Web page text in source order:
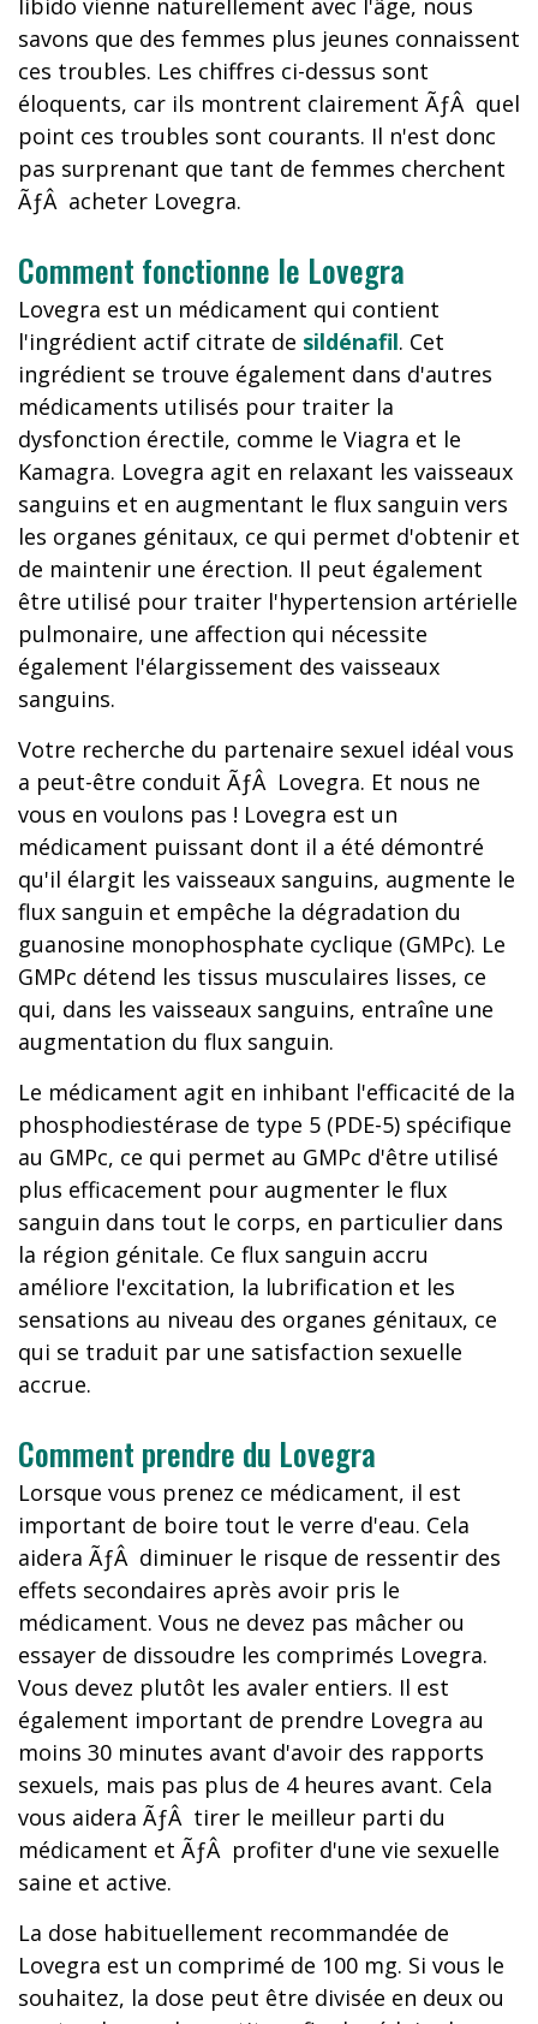
libido vienne naturellement avec l'âge, nous
savons que des femmes plus jeunes connaissent
ces troubles. Les chiffres ci-dessus sont
éloquents, car ils montrent clairement ÃƒÂ quel
point ces troubles sont courants. Il n'est donc
pas surprenant que tant de femmes cherchent
ÃƒÂ acheter Lovegra.
Comment fonctionne le Lovegra
Lovegra est un médicament qui contient
l'ingrédient actif citrate de sildénafil. Cet
ingrédient se trouve également dans d'autres
médicaments utilisés pour traiter la
dysfonction érectile, comme le Viagra et le
Kamagra. Lovegra agit en relaxant les vaisseaux
sanguins et en augmentant le flux sanguin vers
les organes génitaux, ce qui permet d'obtenir et
de maintenir une érection. Il peut également
être utilisé pour traiter l'hypertension artérielle
pulmonaire, une affection qui nécessite
également l'élargissement des vaisseaux
sanguins.
Votre recherche du partenaire sexuel idéal vous
a peut-être conduit ÃƒÂ Lovegra. Et nous ne
vous en voulons pas ! Lovegra est un
médicament puissant dont il a été démontré
qu'il élargit les vaisseaux sanguins, augmente le
flux sanguin et empêche la dégradation du
guanosine monophosphate cyclique (GMPc). Le
GMPc détend les tissus musculaires lisses, ce
qui, dans les vaisseaux sanguins, entraîne une
augmentation du flux sanguin.
Le médicament agit en inhibant l'efficacité de la
phosphodiestérase de type 5 (PDE-5) spécifique
au GMPc, ce qui permet au GMPc d'être utilisé
plus efficacement pour augmenter le flux
sanguin dans tout le corps, en particulier dans
la région génitale. Ce flux sanguin accru
améliore l'excitation, la lubrification et les
sensations au niveau des organes génitaux, ce
qui se traduit par une satisfaction sexuelle
accrue.
Comment prendre du Lovegra
Lorsque vous prenez ce médicament, il est
important de boire tout le verre d'eau. Cela
aidera ÃƒÂ diminuer le risque de ressentir des
effets secondaires après avoir pris le
médicament. Vous ne devez pas mâcher ou
essayer de dissoudre les comprimés Lovegra.
Vous devez plutôt les avaler entiers. Il est
également important de prendre Lovegra au
moins 30 minutes avant d'avoir des rapports
sexuels, mais pas plus de 4 heures avant. Cela
vous aidera ÃƒÂ tirer le meilleur parti du
médicament et ÃƒÂ profiter d'une vie sexuelle
saine et active.
La dose habituellement recommandée de
Lovegra est un comprimé de 100 mg. Si vous le
souhaitez, la dose peut être divisée en deux ou